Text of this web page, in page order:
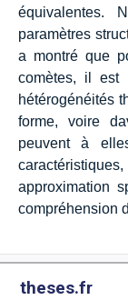
équivalentes.
paramètres
a montré que
comètes, il est
hétérogénéités
forme, voire
peuvent à
approximation
compréhension
theses.fr